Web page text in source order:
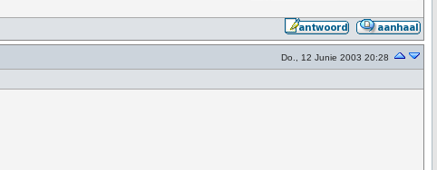
Do., 12 Junie 2003 20:28